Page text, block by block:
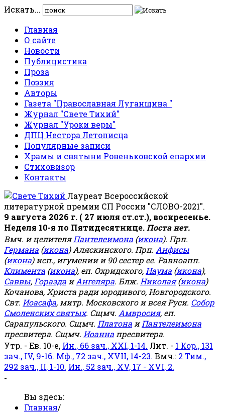
Искать...
Главная
О сайте
Новости
Публицистика
Проза
Поэзия
Авторы
Газета "Православная Луганщина "
Журнал "Свете Тихий"
Журнал "Уроки веры"
ДПЦ Нестора Летописца
Популярные записи
Храмы и святыни Ровеньковской епархии
Стиховизор
Контакты
Лауреат Всероссийской
литературной премии СП России "СЛОВО-2021".
9 августа 2026 г. ( 27 июля ст.ст.), воскресенье.
Неделя 10-я по Пятидесятнице. Поста нет.
Вмч. и целителяПантелеимона (икона). Прп.
Германа (икона) Аляскинского. Прп. Анфисы
(икона) исп., игумении и 90 сестер ее. Равноапп.
Климента (икона), еп. Охридского, Наума (икона),
Саввы, Горазда иАнгеляра. Блж. Николая(икона)
Кочанова, Христа ради юродивого, Новгородского.
Свт. Иоасафа, митр. Московского и всея Руси. Собор
Смоленских святых. Сщмч. Амвросия, еп.
Сарапульского. Сщмч. Платона иПантелеимона
пресвитера. Сщмч. Иоанна пресвитера.
Утр. - Ев. 10-е, Ин., 66 зач., XXI, 1-14. Лит. - 1 Кор., 131
зач., IV, 9-16. Мф., 72 зач., XVII, 14-23. Вмч.: 2 Тим.,
292 зач., II, 1-10. Ин., 52 зач., XV, 17 - XVI, 2.
-
Вы здесь:
Главная/